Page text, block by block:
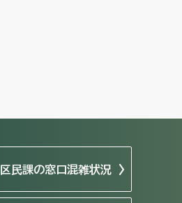
区民課の窓口混雑状況